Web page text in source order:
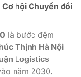
hội Chuyển đổi
là bước đệm
Thịnh Hà Nội
Logistics
năm 2030.